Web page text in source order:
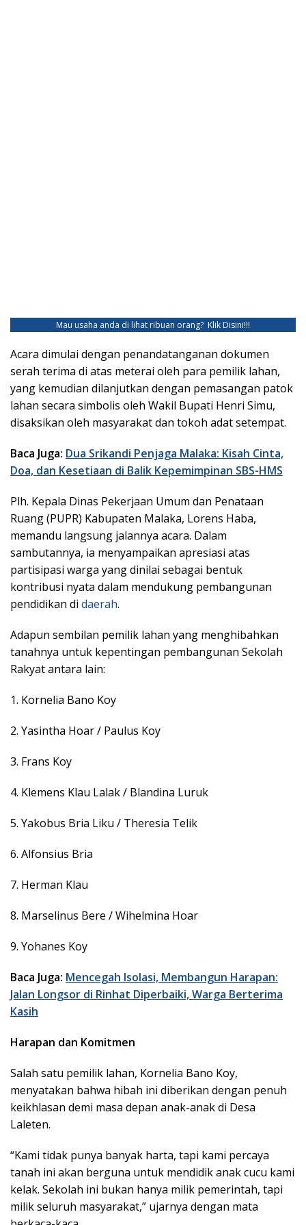
Mau usaha anda di lihat ribuan orang? Klik Disini!!!
Acara dimulai dengan penandatanganan dokumen
serah terima di atas meterai oleh para pemilik lahan,
yang kemudian dilanjutkan dengan pemasangan patok
lahan secara simbolis oleh Wakil Bupati Henri Simu,
disaksikan oleh masyarakat dan tokoh adat setempat.
Baca Juga: Dua Srikandi Penjaga Malaka: Kisah Cinta,
Doa, dan Kesetiaan di Balik Kepemimpinan SBS-HMS
Plh. Kepala Dinas Pekerjaan Umum dan Penataan
Ruang (PUPR) Kabupaten Malaka, Lorens Haba,
memandu langsung jalannya acara. Dalam
sambutannya, ia menyampaikan apresiasi atas
partisipasi warga yang dinilai sebagai bentuk
kontribusi nyata dalam mendukung pembangunan
pendidikan di daerah.
Adapun sembilan pemilik lahan yang menghibahkan
tanahnya untuk kepentingan pembangunan Sekolah
Rakyat antara lain:
1. Kornelia Bano Koy
2. Yasintha Hoar / Paulus Koy
3. Frans Koy
4. Klemens Klau Lalak / Blandina Luruk
5. Yakobus Bria Liku / Theresia Telik
6. Alfonsius Bria
7. Herman Klau
8. Marselinus Bere / Wihelmina Hoar
9. Yohanes Koy
Baca Juga: Mencegah Isolasi, Membangun Harapan:
Jalan Longsor di Rinhat Diperbaiki, Warga Berterima
Kasih
Harapan dan Komitmen
Salah satu pemilik lahan, Kornelia Bano Koy,
menyatakan bahwa hibah ini diberikan dengan penuh
keikhlasan demi masa depan anak-anak di Desa
Laleten.
“Kami tidak punya banyak harta, tapi kami percaya
tanah ini akan berguna untuk mendidik anak cucu kami
kelak. Sekolah ini bukan hanya milik pemerintah, tapi
milik seluruh masyarakat,” ujarnya dengan mata